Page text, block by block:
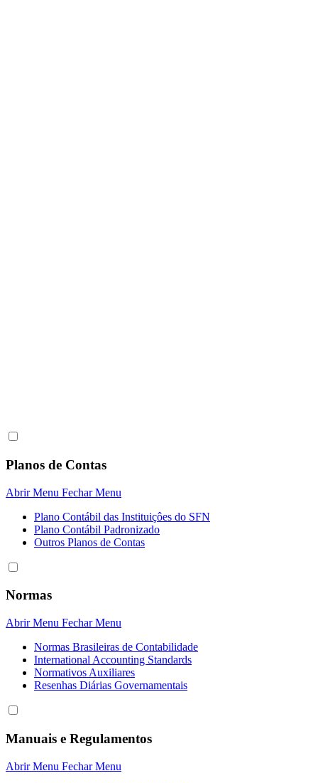
Planos de Contas
Abrir Menu Fechar Menu
Plano Contábil das Instituiçôes do SFN
Plano Contábil Padronizado
Outros Planos de Contas
Normas
Abrir Menu Fechar Menu
Normas Brasileiras de Contabilidade
International Accounting Standards
Normativos Auxiliares
Resenhas Diárias Governamentais
Manuais e Regulamentos
Abrir Menu Fechar Menu